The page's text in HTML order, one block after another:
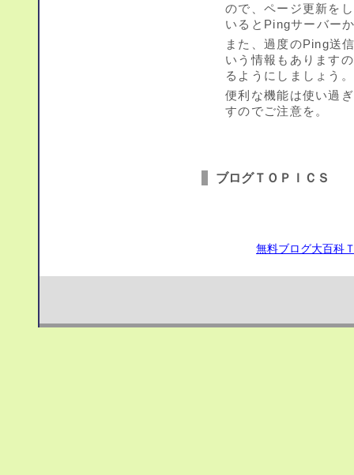
ので、ページ更新を
いるとPingサーバー
また、過度のPing送
いう情報もあります
るようにしましょう。
便利な機能は使い過
すのでご注意を。
ブログＴＯＰＩＣＳ
無料ブログ大百科